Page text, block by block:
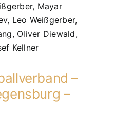
Mayar
Leo Weißgerber,
Oliver Diewald,
Kellner
–
–